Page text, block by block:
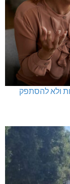
ולא להסתפק